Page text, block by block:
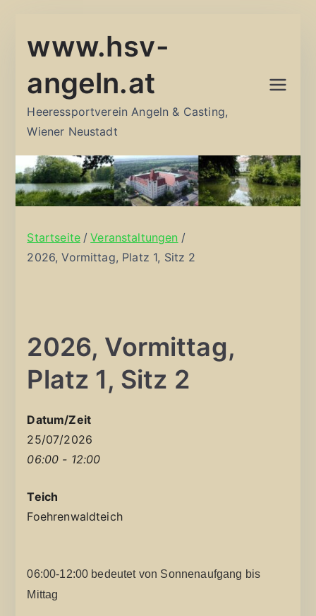
Inhalt
www.hsv-
angeln.at
Heeressportverein Angeln & Casting,
Wiener Neustadt
Startseite
Veranstaltungen
2026, Vormittag, Platz 1, Sitz 2
2026, Vormittag,
Platz 1, Sitz 2
Datum/Zeit
25/07/2026
06:00 - 12:00
Teich
Foehrenwaldteich
06:00-12:00 bedeutet von Sonnenaufgang bis
Mittag